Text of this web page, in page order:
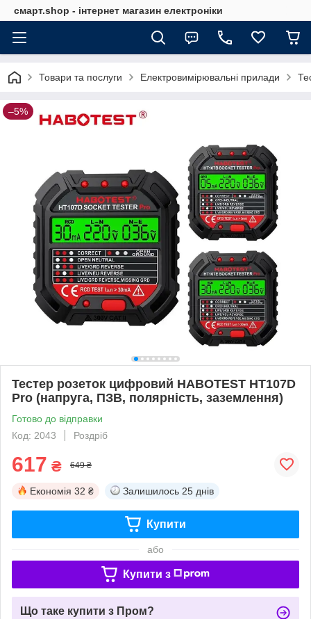
смарт.shop - інтернет магазин електроніки
Товари та послуги Електровимірювальні прилади
–5%
Тестер розеток цифровий HABOTEST HT107D
Pro (напруга, ПЗВ, полярність, заземлення)
Готово до відправки
Код: 2043
Роздріб
617 ₴ 649 ₴
Економія 32 ₴ Залишилось 25 днів
Купити
або
Купити з
Що таке купити з Пром?